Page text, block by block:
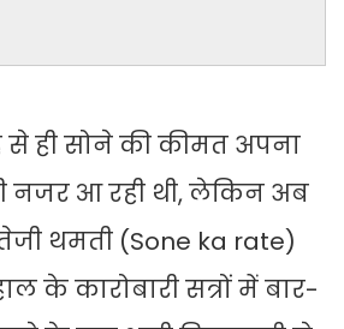
से ही सोने की कीमत अपना
नजर आ रही थी, लेकिन अब
थमती (Sone ka rate)
के कारोबारी सत्रों में बार-